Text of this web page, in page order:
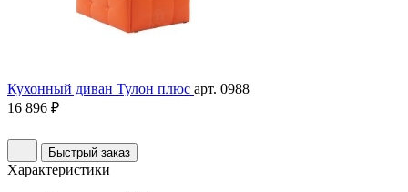
Кухонный диван Тулон плюс арт. 0988
16 896 ₽
Быстрый заказ
Характеристики